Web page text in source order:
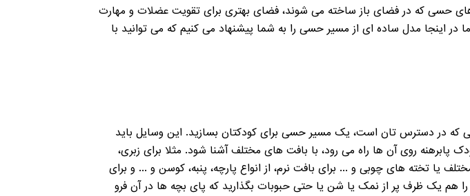
حسی که در فضای باز ساخته می شوند، فضای بهتری برای تقویت عضلات و مهارت
اینجا مدل ساده ای از مسیر حسی را به شما پیشنهاد می کنیم که می توانید با
که در دسترس تان است، یک مسیر حسی برای کودکتان بسازید. این وسایل باید
روی آن ها راه می رود، با بافت های مختلف آشنا شود. مثلا برای زبری،
یا تخته های چوبی و ... برای بافت نرم، از انواع پارچه، پنبه، کوسن و ... و برای
یک ظرف پر از نمک یا شن یا حتی حبوبات بگذارید که پای بچه ها در آن فرو